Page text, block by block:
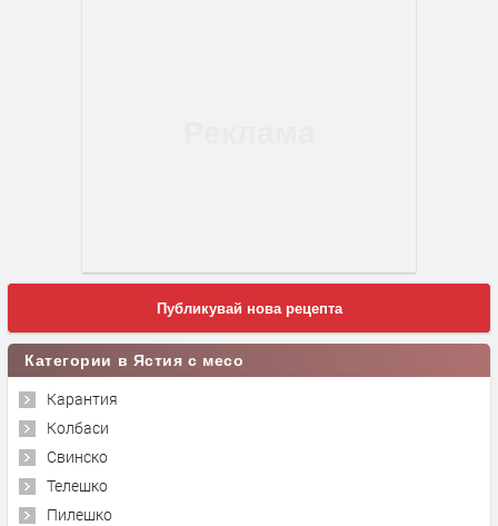
Публикувай нова рецепта
Категории в Ястия с месо
Карантия
Колбаси
Свинско
Телешко
Пилешко